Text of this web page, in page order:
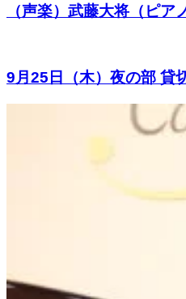
（声楽）武藤大将（ピア
9月25日（木）夜の部 貸